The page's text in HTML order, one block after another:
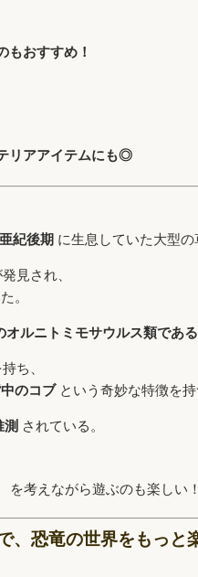
もおすすめ！
リアアイテムにも◎
紀後期 に生息していた大型の
見され、
。
ルニトミモサウルス類である
ち、
のコブという奇妙な特徴を持
測 されている。
を考えながら遊ぶのも楽しい！
、恐竜の世界をもっと